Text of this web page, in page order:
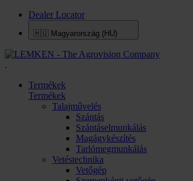
Dealer Locator
🇭🇺 Magyarország (HU)
.
Termékek
Termékek
Talajművelés
Szántás
Szántáselmunkálás
Magágykészítés
Tarlómegmunkálás
Vetéstechnika
Vetőgép